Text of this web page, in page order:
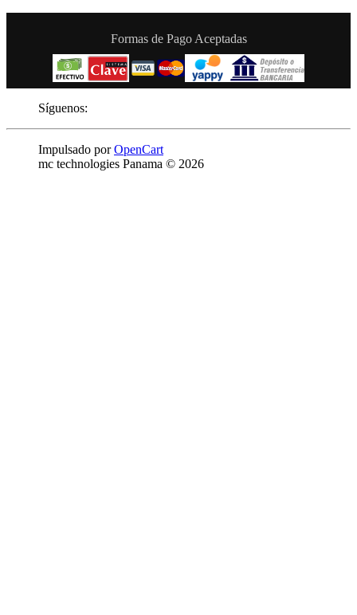
Formas de Pago Aceptadas
Síguenos:
Impulsado porOpenCart
mc technologies Panama © 2026